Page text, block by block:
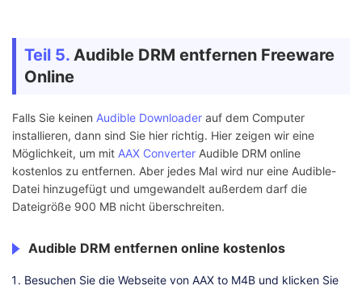
Teil 5. Audible DRM entfernen Freeware
Online
Falls Sie keinen Audible Downloader auf dem Computer
installieren, dann sind Sie hier richtig. Hier zeigen wir eine
Möglichkeit, um mit AAX Converter Audible DRM online
kostenlos zu entfernen. Aber jedes Mal wird nur eine Audible-
Datei hinzugefügt und umgewandelt außerdem darf die
Dateigröße 900 MB nicht überschreiten.
Audible DRM entfernen online kostenlos
Besuchen Sie die Webseite von AAX to M4B und klicken Sie